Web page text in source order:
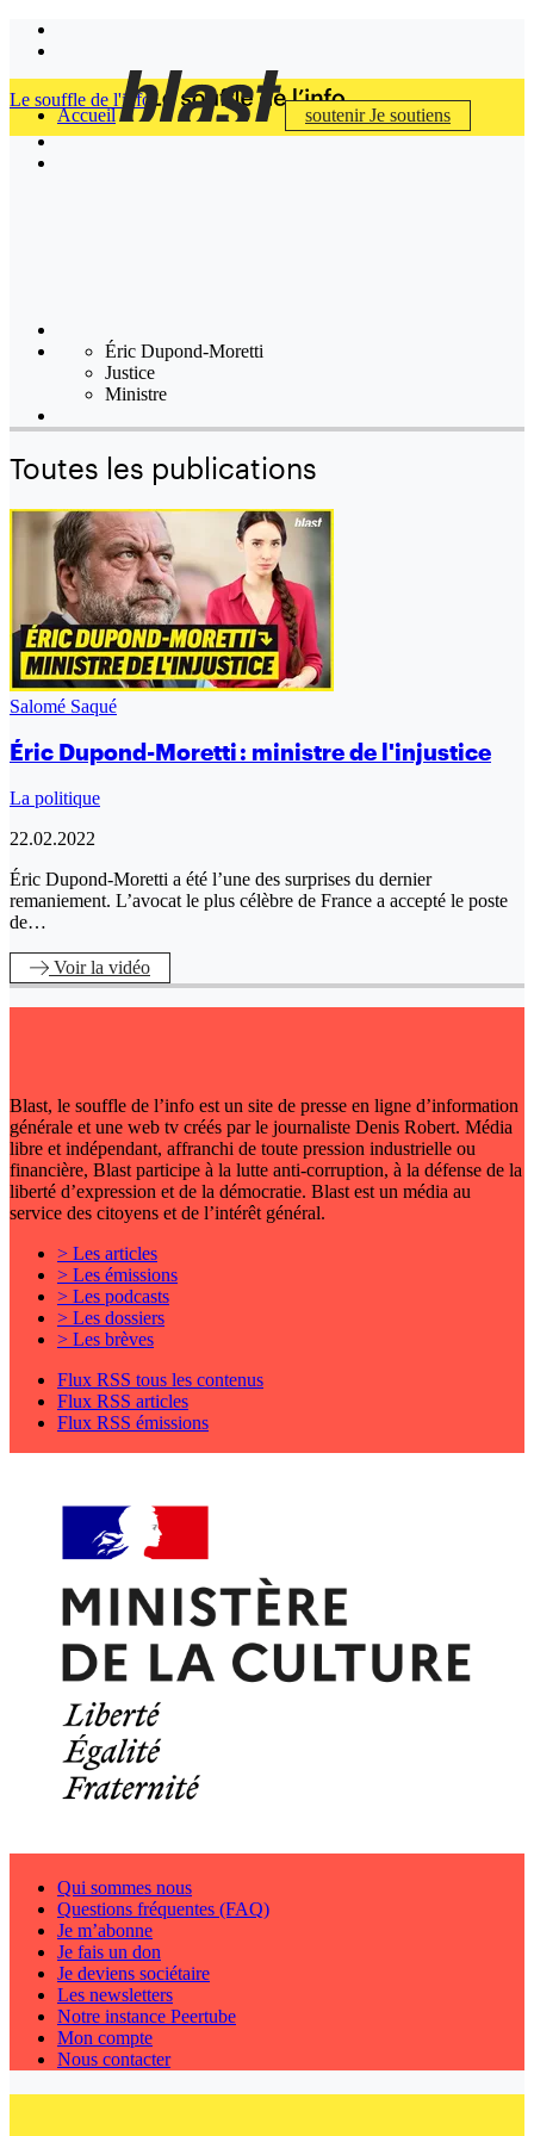
Accueil soutenirJe soutiens
Le souffle de l'info
Éric Dupond-Moretti
Justice
Ministre
Toutes les publications
Salomé Saqué
Éric Dupond-Moretti : ministre de l'injustice
La politique
22.02.2022
Éric Dupond-Moretti a été l’une des surprises du dernier
remaniement. L’avocat le plus célèbre de France a accepté le poste
de…
Voirla vidéo
Blast, le souffle de l’info est un site de presse en ligne d’information
générale et une web tv créés par le journaliste Denis Robert. Média
libre et indépendant, affranchi de toute pression industrielle ou
financière, Blast participe à la lutte anti-corruption, à la défense de la
liberté d’expression et de la démocratie. Blast est un média au
service des citoyens et de l’intérêt général.
> Les articles
> Les émissions
> Les podcasts
> Les dossiers
> Les brèves
Flux RSS tous les contenus
Flux RSS articles
Flux RSS émissions
Qui sommes nous
Questions fréquentes (FAQ)
Je m’abonne
Je fais un don
Je deviens sociétaire
Les newsletters
Notre instance Peertube
Mon compte
Nous contacter